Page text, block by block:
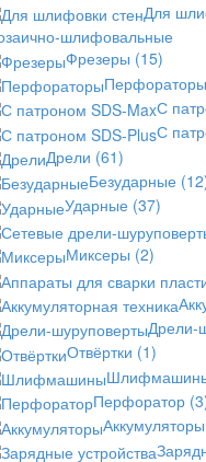
Для
шлифовальные
Фрезеры (15)
Перфораторы
С
С
Дрели (61)
Безударные
Ударные (37)
Миксеры (2)
Дрели-
Отвёртки (1)
Перфоратор
Аккумуляторы